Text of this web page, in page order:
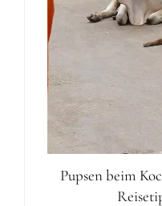
Pupsen beim